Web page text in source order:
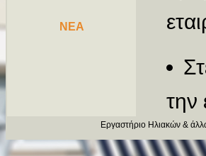
NEA
την
Εργαστήριο Ηλιακών &